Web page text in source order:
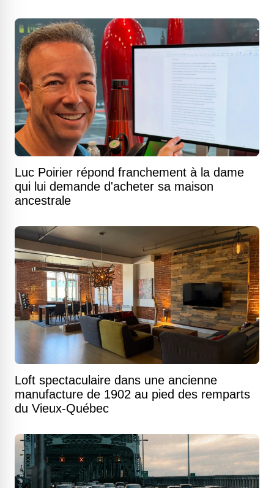
Luc Poirier répond franchement à la dame
qui lui demande d'acheter sa maison
ancestrale
Loft spectaculaire dans une ancienne
manufacture de 1902 au pied des remparts
du Vieux-Québec